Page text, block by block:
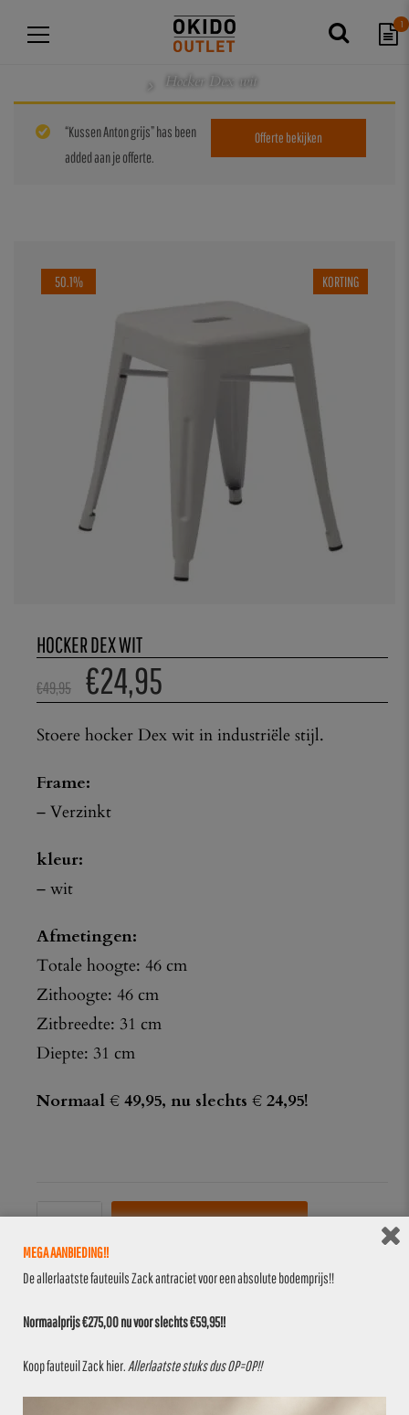
1
Hocker Dex wit
Offerte bekijken
“Kussen Anton grijs” has been
added aan je offerte.
50.1% KORTING
HOCKER DEX WIT
€49,95 €24,95
Stoere hocker Dex wit in industriële stijl.
Frame:
– Verzinkt
kleur:
– wit
Afmetingen:
Totale hoogte: 46 cm
Zithoogte: 46 cm
Zitbreedte: 31 cm
Diepte: 31 cm
Normaal € 49,95, nu slechts € 24,95!
DESCRIPTION
MEGA AANBIEDING!!
De allerlaatste fauteuils Zack antraciet voor een absolute bodemprijs!!
Normaalprijs €275,00 nu voor slechts €59,95!!
Koop fauteuil Zackhier Allerlaatste stuks dus OP=OP!!